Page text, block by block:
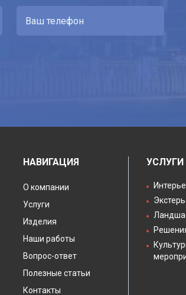
НАВИГАЦИЯ
О компании
Услуги
Изделия
Наши работы
Вопрос-ответ
Полезные статьи
Контакты
УСЛУГИ